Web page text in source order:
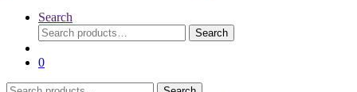
Search
Search
for:
Search
0
Search